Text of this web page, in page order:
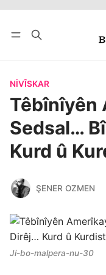
bişopîne
NIVÎSKAR
Têbînîyên
Sedsal…
Kurd û
ŞENER OZMEN
Ji-bo-malpera-nu-30